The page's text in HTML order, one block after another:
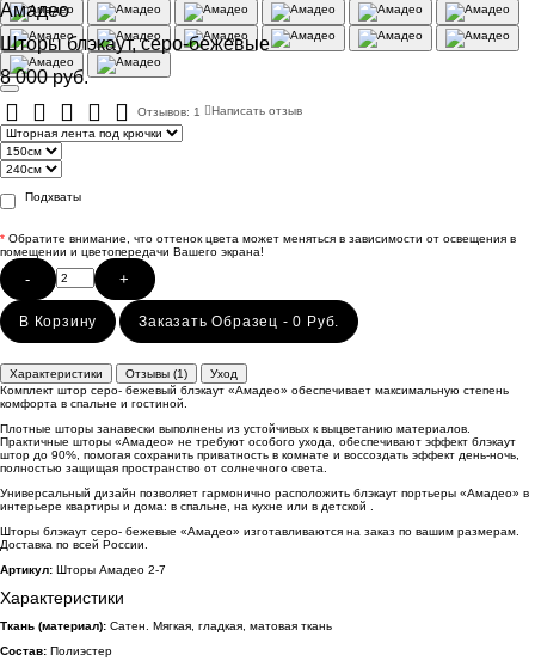
Амадео
Шторы блэкаут, серо-бежевые
8 000 руб.
Отзывов: 1 Написать отзыв
Подхваты
* Обратите внимание, что оттенок цвета может меняться в зависимости от освещения в
помещении и цветопередачи Вашего экрана!
- +
В Корзину Заказать Образец - 0 Руб.
Характеристики Отзывы (1)
Уход
Комплект штор серо- бежевый блэкаут «Амадео» обеспечивает максимальную степень
комфорта в спальне и гостиной.
Плотные шторы занавески выполнены из устойчивых к выцветанию материалов.
Практичные шторы «Амадео» не требуют особого ухода, обеспечивают эффект блэкаут
штор до 90%, помогая сохранить приватность в комнате и воссоздать эффект день-ночь,
полностью защищая пространство от солнечного света.
Универсальный дизайн позволяет гармонично расположить блэкаут портьеры «Амадео» в
интерьере квартиры и дома: в спальне, на кухне или в детской .
Шторы блэкаут серо- бежевые «Амадео» изготавливаются на заказ по вашим размерам.
Доставка по всей России.
Артикул: Шторы Амадео 2-7
Характеристики
Ткань (материал): Сатен. Мягкая, гладкая, матовая ткань
Состав: Полиэстер